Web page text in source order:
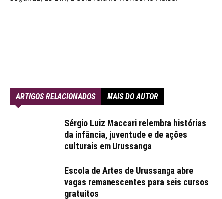
ARTIGOS RELACIONADOS MAIS DO AUTOR
Sérgio Luiz Maccari relembra histórias
da infância, juventude e de ações
culturais em Urussanga
Escola de Artes de Urussanga abre
vagas remanescentes para seis cursos
gratuitos